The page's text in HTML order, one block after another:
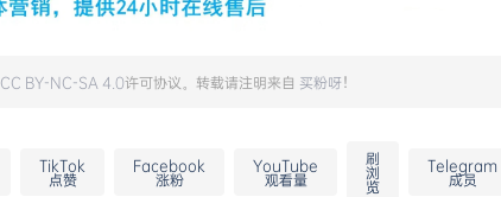
CC BY-NC-SA 4.0许可协议。转载请注明来自 买粉呀！
TikTok
点赞
Facebook
涨粉
YouTube
观看量
刷
浏
览
Telegram
成员